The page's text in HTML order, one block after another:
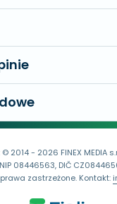
2014 - 2026 FINEX MEDIA
NIP 08446563, DIČ
zastrzeżone. Kontakt: